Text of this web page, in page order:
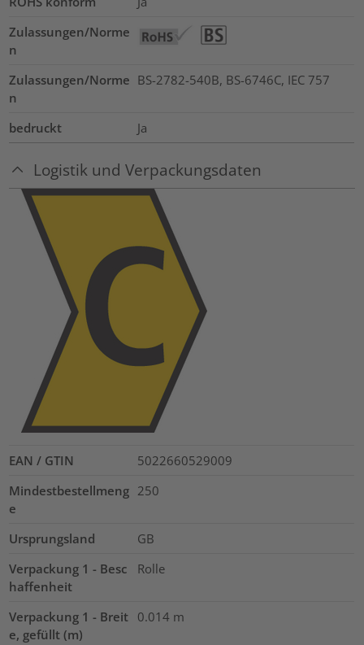
Zulassungen/Norme
n
Zulassungen/Norme
n
BS-2782-540B, BS-6746C, IEC 757
bedruckt Ja
Logistik und Verpackungsdaten
EAN / GTIN
5022660529009
Mindestbestellmeng
e
250
Ursprungsland
GB
Verpackung 1 - Besc
haffenheit
Rolle
Verpackung 1 - Breit
e, gefüllt (m)
0.014 m